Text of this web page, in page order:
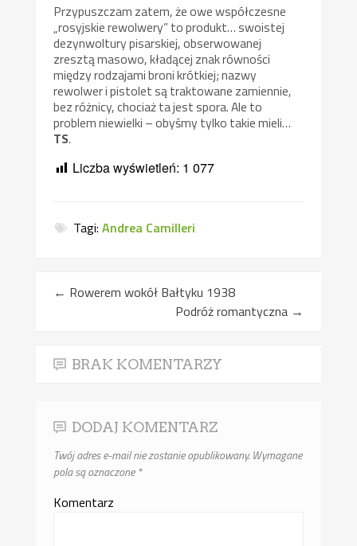
Przypuszczam zatem, że owe współczesne
„rosyjskie rewolwery” to produkt… swoistej
dezynwoltury pisarskiej, obserwowanej
zresztą masowo, kładącej znak równości
między rodzajami broni krótkiej; nazwy
rewolwer i pistolet są traktowane zamiennie,
bez różnicy, chociaż ta jest spora. Ale to
problem niewielki – obyśmy tylko takie mieli…
TS.
Liczba wyświetleń: 1 077
Tagi:Andrea Camilleri
← Rowerem wokół Bałtyku 1938
Podróż romantyczna →
BRAK KOMENTARZY
DODAJ KOMENTARZ
Twój adres e-mail nie zostanie opublikowany.Wymagane
pola są oznaczone*
Komentarz